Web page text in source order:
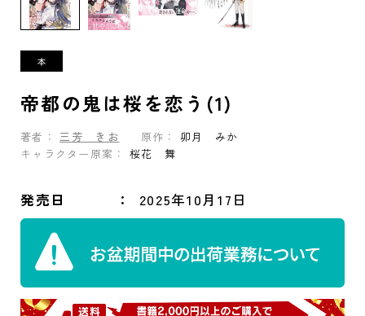
帝都の鬼は桜を恋う(1)
著者： 三芳 きお 原作：
卯月 みか
キャラクター原案：
桜花 舞
発売日 2025年10月17日